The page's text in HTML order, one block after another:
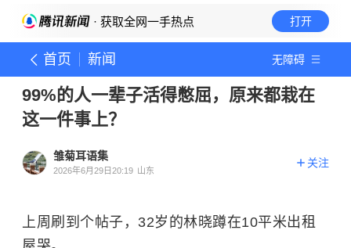
· 获取全网一手热点 打开
首页 新闻 无障碍
99%的人一辈子活得憋屈，原来都栽在
这一件事上？
雏菊耳语集
2026年6月29日20:19 山东
关注
上周刷到个帖子，32岁的林晓蹲在10平米出租